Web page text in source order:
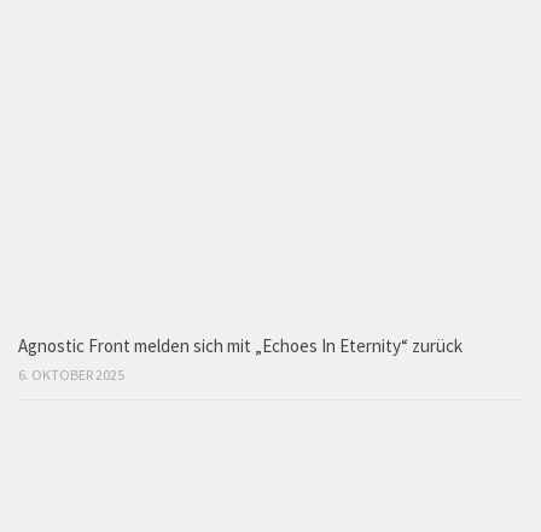
Agnostic Front melden sich mit „Echoes In Eternity“ zurück
6. OKTOBER 2025